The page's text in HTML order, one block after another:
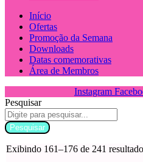
Início
Ofertas
Promoção da Semana
Downloads
Datas comemorativas
Área de Membros
Instagram
Pesquisar
Pesquisar
Exibindo 161–176 de 241